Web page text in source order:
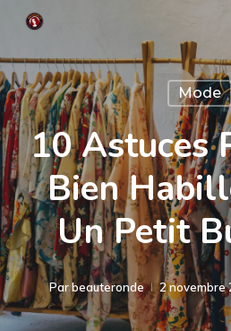
Skip
main
content
Mode
10 Astuces
Bien
Un Petit
Parbeauteronde 2 novembre